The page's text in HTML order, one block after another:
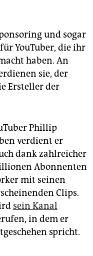
und sogar
YouTuber, die ihr
haben. An
sie, der
Ersteller der
Phillip
verdient er
dank zahlreicher
Abonnenten
mit seinen
Clips.
sein Kanal
in dem er
spricht.